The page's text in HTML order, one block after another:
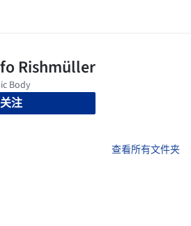
关注
查看所有文件夹